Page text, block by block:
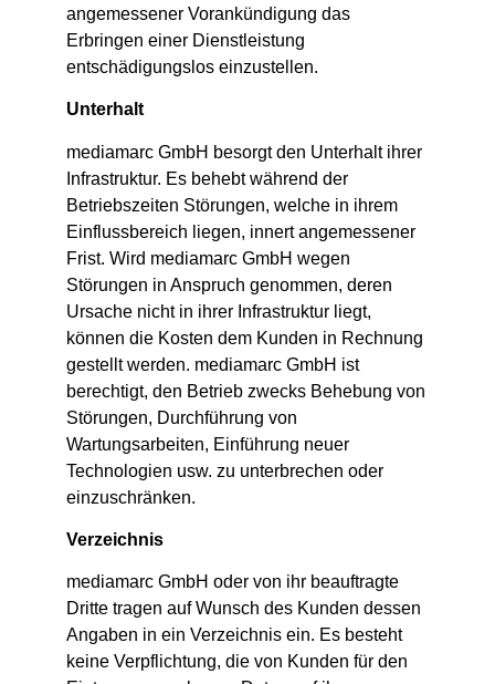
angemessener Vorankündigung das
Erbringen einer Dienstleistung
entschädigungslos einzustellen.
Unterhalt
mediamarc GmbH besorgt den Unterhalt ihrer
Infrastruktur. Es behebt während der
Betriebszeiten Störungen, welche in ihrem
Einflussbereich liegen, innert angemessener
Frist. Wird mediamarc GmbH wegen
Störungen in Anspruch genommen, deren
Ursache nicht in ihrer Infrastruktur liegt,
können die Kosten dem Kunden in Rechnung
gestellt werden. mediamarc GmbH ist
berechtigt, den Betrieb zwecks Behebung von
Störungen, Durchführung von
Wartungsarbeiten, Einführung neuer
Technologien usw. zu unterbrechen oder
einzuschränken.
Verzeichnis
mediamarc GmbH oder von ihr beauftragte
Dritte tragen auf Wunsch des Kunden dessen
Angaben in ein Verzeichnis ein. Es besteht
keine Verpflichtung, die von Kunden für den